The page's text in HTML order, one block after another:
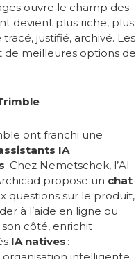
ouvre le champ des
devient plus riche, plus
justifié, archivé. Les
meilleures options de
ont franchi une
IA
. Chez Nemetschek, l’AI
propose un chat
questions sur le produit,
à l’aide en ligne ou
côté, enrichit
IA natives :